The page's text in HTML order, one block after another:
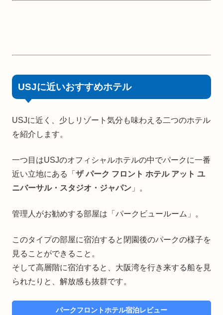
USJに近いおすすめホテル
USJに近く、少しリゾート気分も味わえる二つのホテル
を紹介します。
一つ目はUSJのオフィシャルホテルの中でパークに一番
近い立地にある「 ザ パーク フロント ホテル アット ユ
ニバーサル・スタジオ・ジャパン 」。
管理人がお勧めする部屋は「パークビュールーム」。
このタイプの部屋に宿泊すると閉園後のパークの様子を
見ることができること。
そして高層階に宿泊すると、大阪湾を行き来する船を見
られたりと、解放感も抜群です。
パークフロントホテル宿泊レビュー